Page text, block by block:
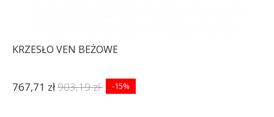
KRZESŁO VEN BEŻOWE
767,71 zł903,19 zł -15%